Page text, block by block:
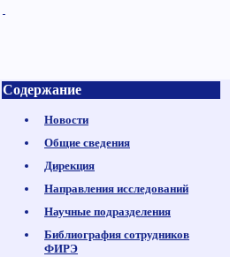
Содержание
Новости
Общие сведения
Дирекция
Направления исследований
Научные подразделения
Библиография сотрудников
ФИРЭ